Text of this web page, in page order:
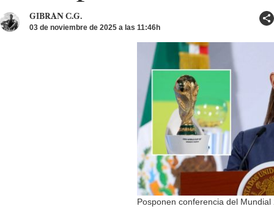
GIBRAN C.G.
03 de noviembre de 2025 a las 11:46h
Posponen conferencia del